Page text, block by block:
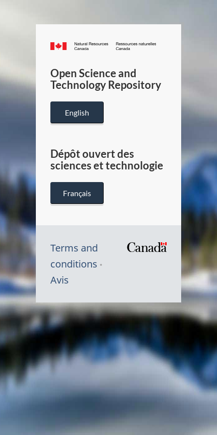
Canada.ca
/
Canada
Open Science and
Technology Repository
English
Dépôt ouvert des
sciences et technologie
Français
Terms and
conditions
Avis
Symbole
du
Canada